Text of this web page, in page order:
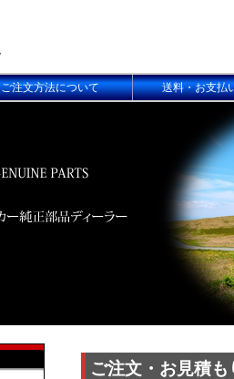
ご注文方法について 送料・お支払
ご注文・お見積